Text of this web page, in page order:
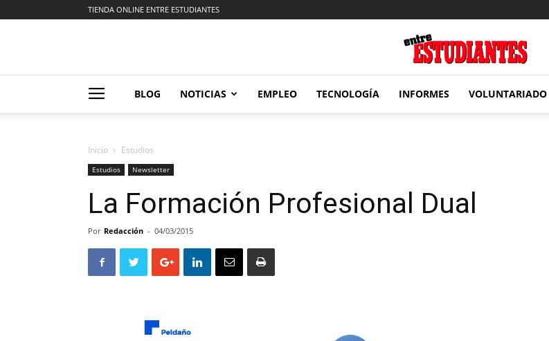
TIENDA ONLINE ENTRE ESTUDIANTES
Estudiantes
BLOG NOTICIAS EMPLEO TECNOLOGÍA INFORMES VOLUNTARIADO
Inicio Estudios
Estudios Newsletter
La Formación Profesional Dual
Por Redacción - 04/03/2015